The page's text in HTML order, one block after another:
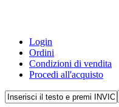
Login
Ordini
Condizioni di vendita
Procedi all'acquisto